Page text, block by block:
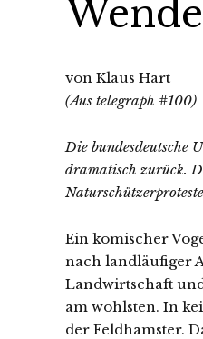
von Klaus Hart
(Aus telegraph #100)
Die bundesdeutsche
dramatisch zurück.
Ein komischer
nach landläufiger
Landwirtschaft
am wohlsten. In
der Feldhamster.